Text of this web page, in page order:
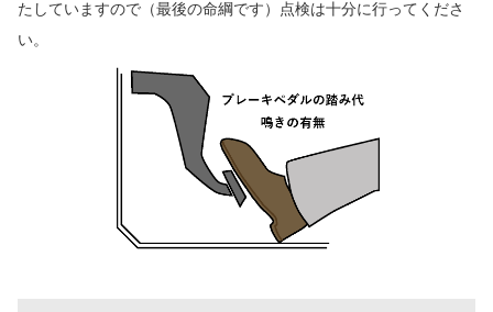
たしていますので（最後の命綱です）点検は十分に行ってくださ
い。